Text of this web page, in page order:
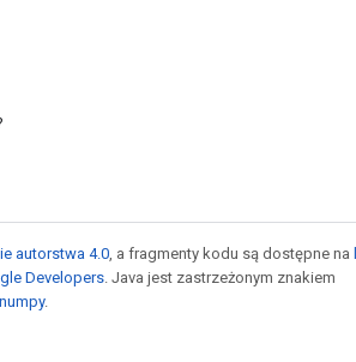
autorstwa 4.0 , a fragmenty kodu są dostępne na
Developers . Java jest zastrzeżonym znakiem
.